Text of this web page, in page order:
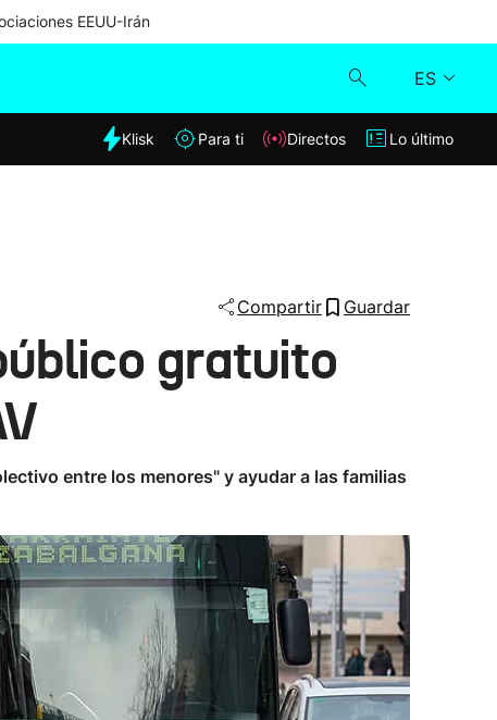
EEUU-Irán
ES
Klisk
Klisk Para ti Directos Lo último
Compartir Guardar
gratuito
entre los menores" y ayudar a las familias